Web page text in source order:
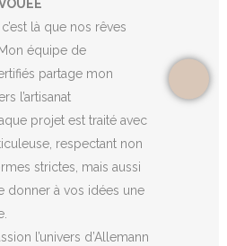
là que nos rêves
équipe de
partage mon
l’artisanat
projet est traité avec
respectant non
strictes, mais aussi
donner à vos idées une
l’univers d’Allemann